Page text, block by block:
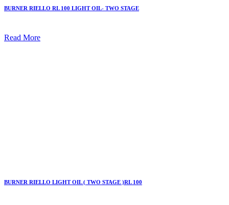
BURNER RIELLO RL 100 LIGHT OIL- TWO STAGE
Read More
BURNER RIELLO LIGHT OIL ( TWO STAGE )RL 100